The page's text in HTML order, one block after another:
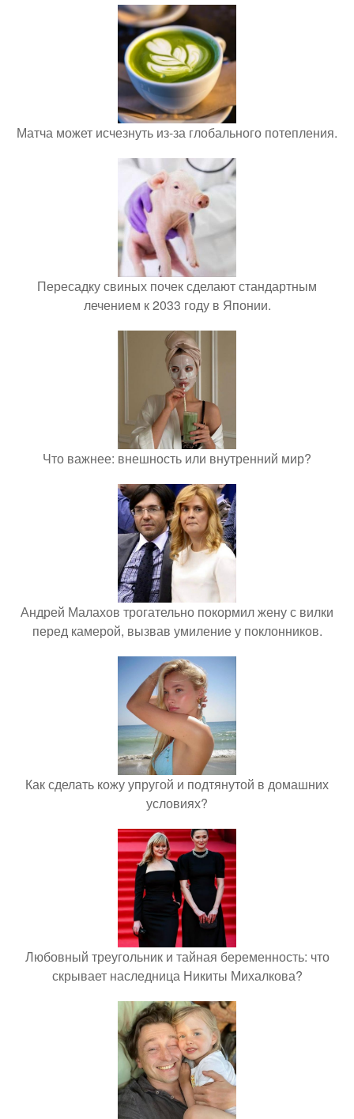
Матча может исчезнуть из-за глобального потепления.
Пересадку свиных почек сделают стандартным
лечением к 2033 году в Японии.
Что важнее: внешность или внутренний мир?
Андрей Малахов трогательно покормил жену с вилки
перед камерой, вызвав умиление у поклонников.
Как сделать кожу упругой и подтянутой в домашних
условиях?
Любовный треугольник и тайная беременность: что
скрывает наследница Никиты Михалкова?